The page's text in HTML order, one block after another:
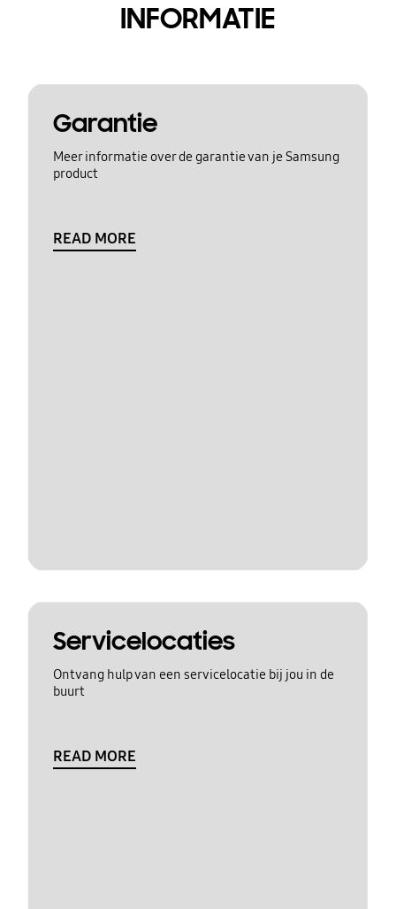
INFORMATIE
Garantie
Meer informatie over de garantie van je Samsung
product
READ MORE
Servicelocaties
Ontvang hulp van een servicelocatie bij jou in de
buurt
READ MORE